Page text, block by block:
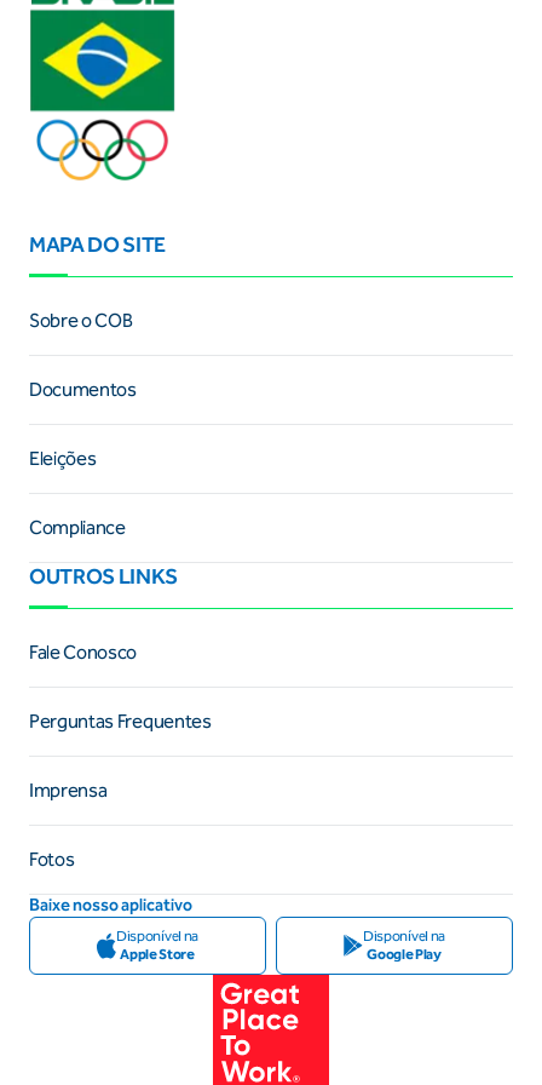
MAPA DO SITE
Sobre o COB
Documentos
Eleições
Compliance
OUTROS LINKS
Fale Conosco
Perguntas Frequentes
Imprensa
Fotos
Baixe nosso aplicativo
Disponível na
Apple Store
Disponível na
Google Play